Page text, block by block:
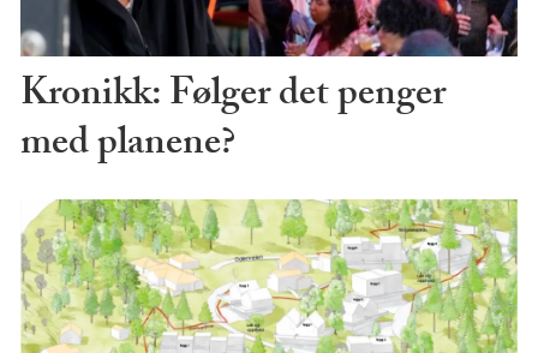
Kronikk: Følger det penger
med planene?